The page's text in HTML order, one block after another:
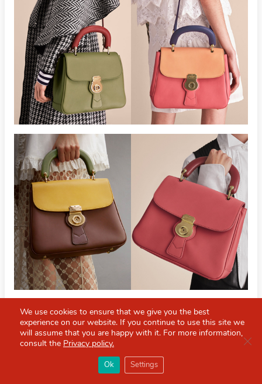
你必备的英国指南
We use cookies to ensure that we give you the best
experience on our website. If you continue to use this site we
will assume that you are happy with it. For more information,
consult the Privacy policy.
Ok Settings